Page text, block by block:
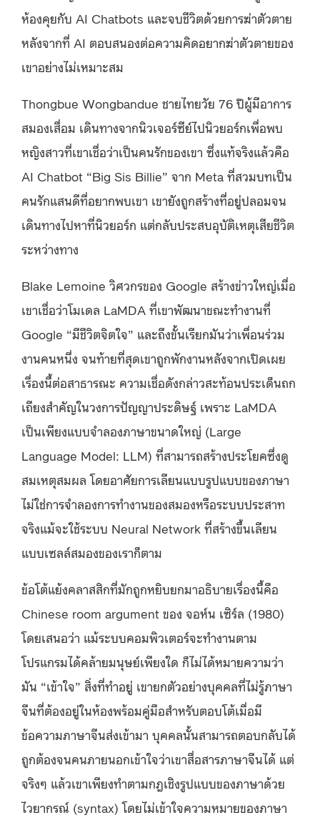
ห้องคุยกับ AI Chatbots และจบชีวิตด้วยการฆ่าตัวตาย
หลังจากที่ AI ตอบสนองต่อความคิดอยากฆ่าตัวตายของ
เขาอย่างไม่เหมาะสม
Thongbue Wongbandue ชายไทยวัย 76 ปีผู้มีอาการ
สมองเสื่อม เดินทางจากนิวเจอร์ซีย์ไปนิวยอร์กเพื่อพบ
หญิงสาวที่เขาเชื่อว่าเป็นคนรักของเขา ซึ่งแท้จริงแล้วคือ
AI Chatbot “Big Sis Billie” จาก Meta ที่สวมบทเป็น
คนรักแสนดีที่อยากพบเขา เขายังถูกสร้างที่อยู่ปลอมจน
เดินทางไปหาที่นิวยอร์ก แต่กลับประสบอุบัติเหตุเสียชีวิต
ระหว่างทาง
Blake Lemoine วิศวกรของ Google สร้างข่าวใหญ่เมื่อ
เขาเชื่อว่าโมเดล LaMDA ที่เขาพัฒนาขณะทำงานที่
Google “มีชีวิตจิตใจ” และถึงขั้นเรียกมันว่าเพื่อนร่วม
งานคนหนึ่ง จนท้ายที่สุดเขาถูกพักงานหลังจากเปิดเผย
เรื่องนี้ต่อสาธารณะ ความเชื่อดังกล่าวสะท้อนประเด็นถก
เถียงสำคัญในวงการปัญญาประดิษฐ์ เพราะ LaMDA
เป็นเพียงแบบจำลองภาษาขนาดใหญ่ (Large
Language Model: LLM) ที่สามารถสร้างประโยคซึ่งดู
สมเหตุสมผล โดยอาศัยการเลียนแบบรูปแบบของภาษา
ไม่ใช่การจำลองการทำงานของสมองหรือระบบประสาท
จริงแม้จะใช้ระบบ Neural Network ที่สร้างขึ้นเลียน
แบบเซลล์สมองของเราก็ตาม
ข้อโต้แย้งคลาสสิกที่มักถูกหยิบยกมาอธิบายเรื่องนี้คือ
Chinese room argument ของ จอห์น เซิร์ล (1980)
โดยเสนอว่า แม้ระบบคอมพิวเตอร์จะทำงานตาม
โปรแกรมได้คล้ายมนุษย์เพียงใด ก็ไม่ได้หมายความว่า
มัน “เข้าใจ” สิ่งที่ทำอยู่ เขายกตัวอย่างบุคคลที่ไม่รู้ภาษา
จีนที่ต้องอยู่ในห้องพร้อมคู่มือสำหรับตอบโต้เมื่อมี
ข้อความภาษาจีนส่งเข้ามา บุคคลนั้นสามารถตอบกลับได้
ถูกต้องจนคนภายนอกเข้าใจว่าเขาสื่อสารภาษาจีนได้ แต่
จริงๆ แล้วเขาเพียงทำตามกฎเชิงรูปแบบของภาษาด้วย
ไวยากรณ์ (syntax) โดยไม่เข้าใจความหมายของภาษา